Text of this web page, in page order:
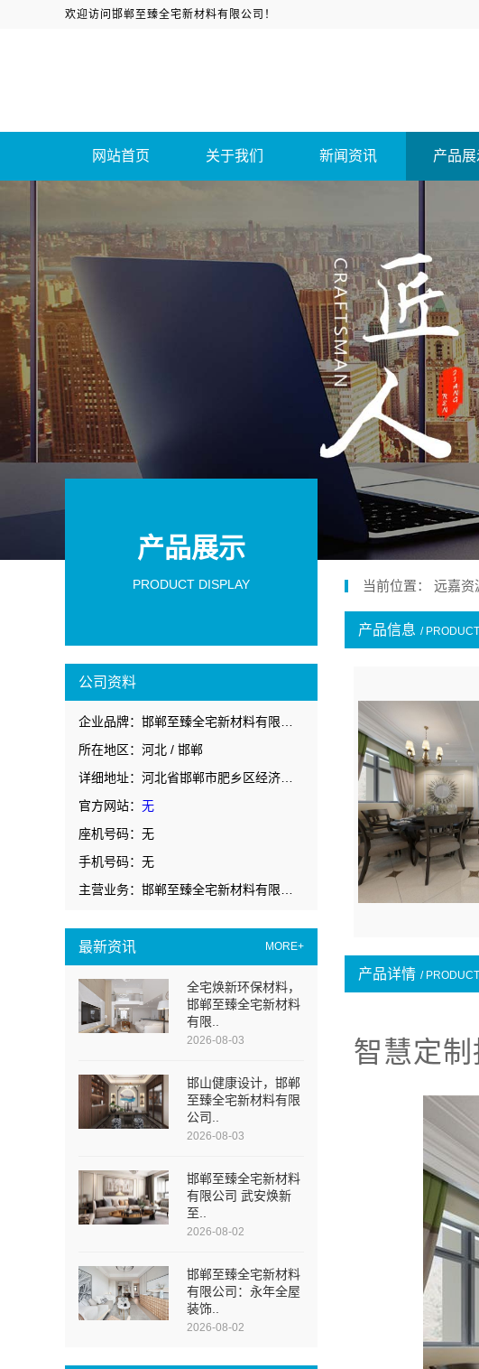
欢迎访问邯郸至臻全宅新材料有限公司！
网站首页 关于我们 新闻资讯 产品展
产品展示
PRODUCT DISPLAY
公司资料
所在地区：河北 / 邯郸
官方网站： 无
座机号码：无
手机号码：无
最新资讯 MORE+
全宅焕新环保材料，
邯郸至臻全宅新材料
有限..
2026-08-03
邯山健康设计，邯郸
至臻全宅新材料有限
公司..
2026-08-03
邯郸至臻全宅新材料
有限公司 武安焕新
至..
2026-08-02
邯郸至臻全宅新材料
有限公司：永年全屋
装饰..
2026-08-02
当前位置： 远嘉资
产品信息 /
产品详情 /
智慧定